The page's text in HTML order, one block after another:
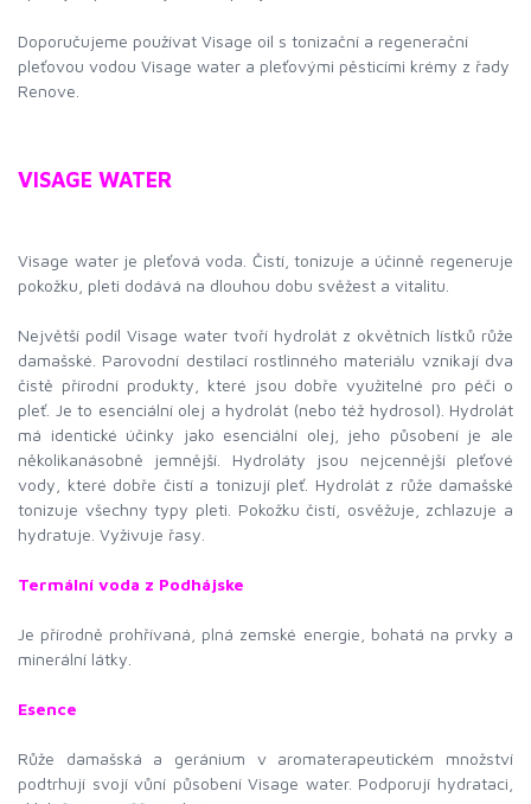
Doporučujeme používat Visage oil s tonizační a regenerační
pleťovou vodou Visage water a pleťovými pěsticími krémy z řady
Renove.
VISAGE WATER
Visage water je pleťová voda. Čistí, tonizuje a účinně regeneruje
pokožku, pleti dodává na dlouhou dobu svěžest a vitalitu.
Největší podíl Visage water tvoří hydrolát z okvětních lístků růže
damašské. Parovodní destilací rostlinného materiálu vznikají dva
čistě přírodní produkty, které jsou dobře využitelné pro péči o
pleť. Je to esenciální olej a hydrolát (nebo též hydrosol). Hydrolát
má identické účinky jako esenciální olej, jeho působení je ale
několikanásobně jemnější. Hydroláty jsou nejcennější pleťové
vody, které dobře čistí a tonizují pleť. Hydrolát z růže damašské
tonizuje všechny typy pleti. Pokožku čistí, osvěžuje, zchlazuje a
hydratuje. Vyživuje řasy.
Termální voda z Podhájske
Je přírodně prohřívaná, plná zemské energie, bohatá na prvky a
minerální látky.
Esence
Růže damašská a geránium v aromaterapeutickém množství
podtrhují svojí vůní působení Visage water. Podporují hydrataci,